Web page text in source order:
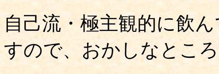
自己流・極主観的に飲
すので、おかしなとこ